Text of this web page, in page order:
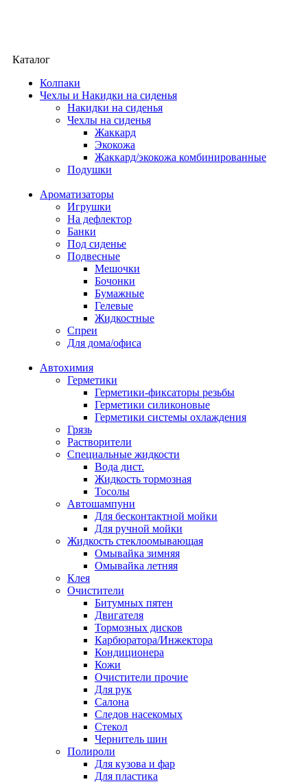
Каталог
Колпаки
Чехлы и Накидки на сиденья
Накидки на сиденья
Чехлы на сиденья
Жаккард
Экокожа
Жаккард/экокожа комбинированные
Подушки
Ароматизаторы
Игрушки
На дефлектор
Банки
Под сиденье
Подвесные
Мешочки
Бочонки
Бумажные
Гелевые
Жидкостные
Спреи
Для дома/офиса
Автохимия
Герметики
Герметики-фиксаторы резьбы
Герметики силиконовые
Герметики системы охлаждения
Грязь
Растворители
Специальные жидкости
Вода дист.
Жидкость тормозная
Тосолы
Автошампуни
Для бесконтактной мойки
Для ручной мойки
Жидкость стеклоомывающая
Омывайка зимняя
Омывайка летняя
Клея
Очистители
Битумных пятен
Двигателя
Тормозных дисков
Карбюратора/Инжектора
Кондиционера
Кожи
Очистители прочие
Для рук
Салона
Следов насекомых
Стекол
Чернитель шин
Полироли
Для кузова и фар
Для пластика